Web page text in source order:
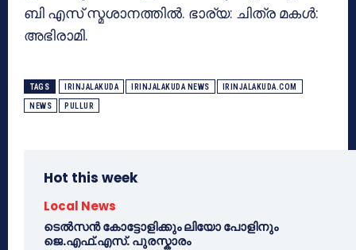
ബി എസ് സ്മശാനത്തിൽ. ഭാര്യ: ചിത്ര മകൾ:
അഭിരാമി.
TAGS IRINJALAKUDA IRINJALAKUDA NEWS IRINJALAKUDA.COM
NEWS PULLUR
Hot this week
Local News
ടെൽസൻ കോട്ടോളിക്കും ലിയോ പോളിനും
ജെ.എഫ്.എസ്. പുരസ്കാരം